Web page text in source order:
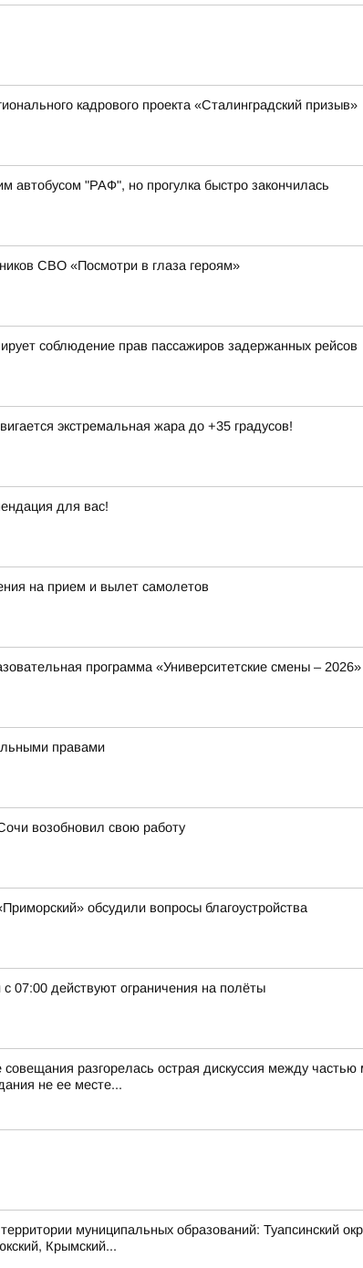
кадрового проекта «Сталинградский призыв»
автобусом "РАФ", но прогулка быстро закончилась
СВО «Посмотри в глаза героям»
соблюдение прав пассажиров задержанных рейсов
экстремальная жара до +35 градусов!
для вас!
на прием и вылет самолетов
программа «Университетские смены – 2026»
правами
возобновил свою работу
обсудили вопросы благоустройства
07:00 действуют ограничения на полёты
разгорелась острая дискуссия между
не ее месте...
муниципальных образований: Туапсинский
Крымский...